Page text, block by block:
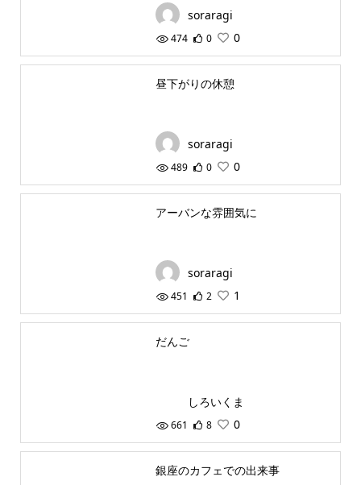
soraragi
474 0 0
昼下がりの休憩
soraragi
489 0 0
アーバンな雰囲気に
soraragi
451 2 1
だんご
しろいくま
661 8 0
銀座のカフェでの出来事